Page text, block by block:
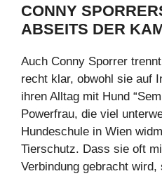
CONNY
ABSEITS DER
Auch Conny Sporrer
recht klar, obwohl sie auf
ihren Alltag mit Hund
Powerfrau, die viel
Hundeschule in Wien
Tierschutz. Dass sie oft
Verbindung gebracht